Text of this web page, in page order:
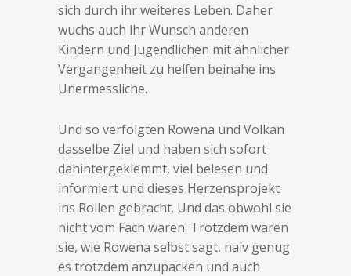
sich durch ihr weiteres Leben. Daher
wuchs auch ihr Wunsch anderen
Kindern und Jugendlichen mit ähnlicher
Vergangenheit zu helfen beinahe ins
Unermessliche.
Und so verfolgten Rowena und Volkan
dasselbe Ziel und haben sich sofort
dahintergeklemmt, viel belesen und
informiert und dieses Herzensprojekt
ins Rollen gebracht. Und das obwohl sie
nicht vom Fach waren. Trotzdem waren
sie, wie Rowena selbst sagt, naiv genug
es trotzdem anzupacken und auch